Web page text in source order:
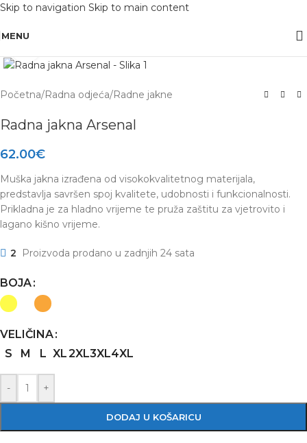
Skip to navigation Skip to main content
OBAVIJEST: Maloprodaja je zatvorena od 10.12. -13.12.2025 radi inventure.
MENU
Početna/Radna odjeća/Radne jakne
Radna jakna Arsenal
62.00€
Muška jakna izrađena od visokokvalitetnog materijala,
predstavlja savršen spoj kvalitete, udobnosti i funkcionalnosti.
Prikladna je za hladno vrijeme te pruža zaštitu za vjetrovito i
lagano kišno vrijeme.
2 Proizvoda prodano u zadnjih 24 sata
BOJA
VELIČINA
S
M L XL2XL3XL4XL
- +
DODAJ U KOŠARICU